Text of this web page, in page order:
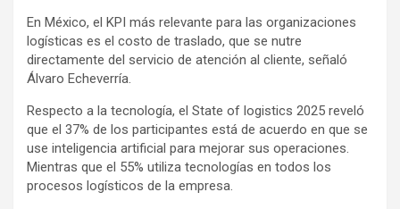
En México, el KPI más relevante para las organizaciones
logísticas es el costo de traslado, que se nutre
directamente del servicio de atención al cliente, señaló
Álvaro Echeverría.
Respecto a la tecnología, el State of logistics 2025 reveló
que el 37% de los participantes está de acuerdo en que se
use inteligencia artificial para mejorar sus operaciones.
Mientras que el 55% utiliza tecnologías en todos los
procesos logísticos de la empresa.